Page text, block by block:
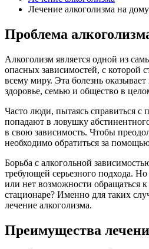
Лечение алкоголизма на дому
Проблема
Алкоголизм является одной из
опасных зависимостей, с которой
всему миру. Эта болезнь
здоровье, семью и общество в
Часто люди, пытаясь справиться с
попадают в ловушку
в свою зависимость. Чтобы
необходимо обратиться за
Борьба с алкогольной
требующей серьезного подхода. Но
или нет возможности обращаться
стационаре? Именно для таких
лечение алкоголизма.
Преимущества